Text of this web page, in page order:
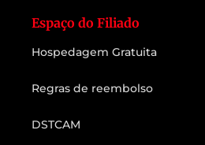
Espaço do Filiado
Hospedagem Gratuita
Regras de reembolso
DSTCAM